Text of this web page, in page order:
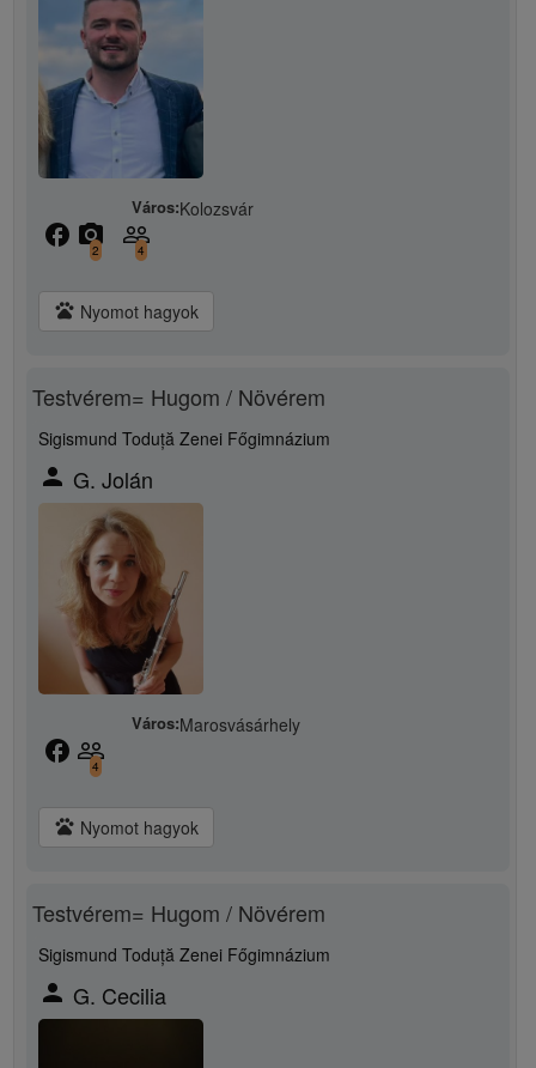
Város:Kolozsvár
facebook camera_alt
2
people_outline
4
pets Nyomot hagyok
Testvérem= Hugom / Növérem
Sigismund Toduță Zenei Főgimnázium
person G. Jolán
Város:Marosvásárhely
facebook people_outline
4
pets Nyomot hagyok
Testvérem= Hugom / Növérem
Sigismund Toduță Zenei Főgimnázium
person G. Cecilia